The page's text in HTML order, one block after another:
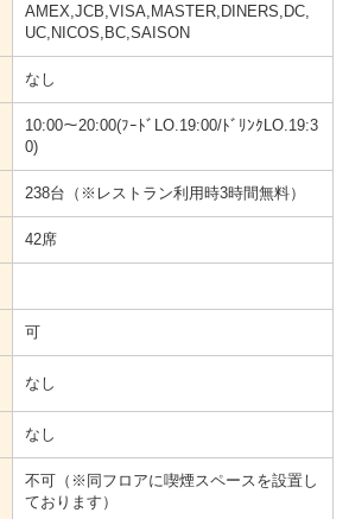
AMEX,JCB,VISA,MASTER,DINERS,DC,
UC,NICOS,BC,SAISON
なし
10:00～20:00(ﾌｰﾄﾞLO.19:00/ﾄﾞﾘﾝｸLO.19:3
0)
238台（※レストラン利用時3時間無料）
42席
可
なし
なし
不可（※同フロアに喫煙スペースを設置し
ております）